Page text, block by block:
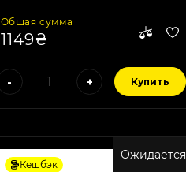
Общая сумма
1149₴
- + Купить
Ожидается
Кешбэк